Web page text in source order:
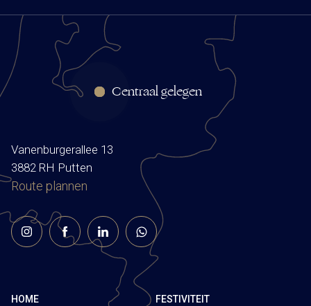
Centraal gelegen
Vanenburgerallee 13
3882 RH Putten
Route plannen
HOME
FESTIVITEIT